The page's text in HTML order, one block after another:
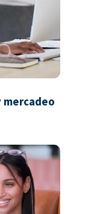
mercadeo